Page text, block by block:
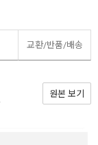
교환/반품/배송
원본 보기